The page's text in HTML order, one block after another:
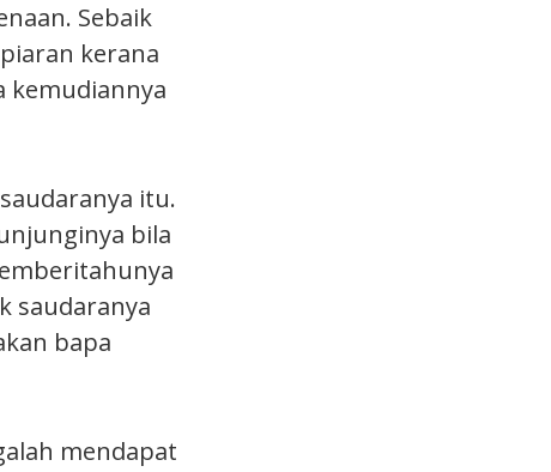
Sebaik
kerana
kemudiannya
itu.
bila
saudaranya
bapa
mendapat